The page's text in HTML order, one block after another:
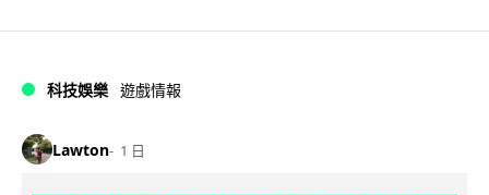
科技娛樂 遊戲情報
Lawton 1 日